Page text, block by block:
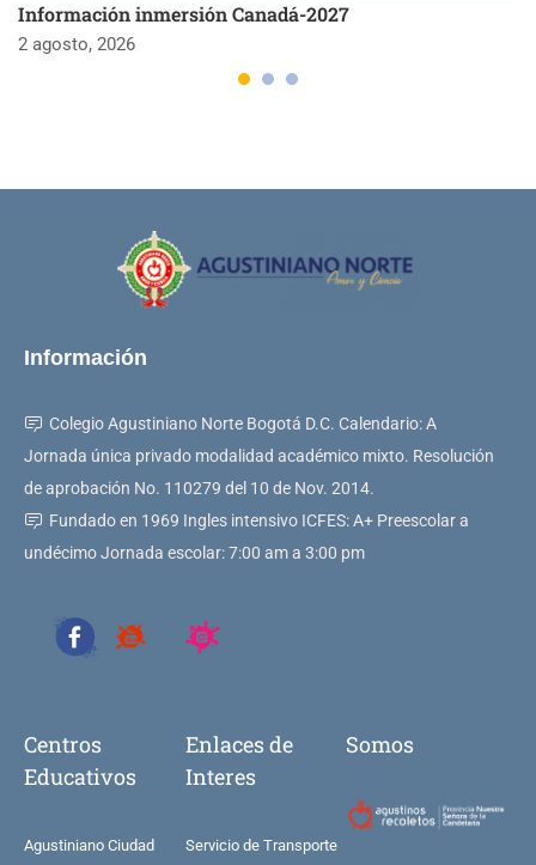
Información inmersión Canadá-2027
2 agosto, 2026
Información
Colegio Agustiniano Norte Bogotá D.C. Calendario: A
Jornada única privado modalidad académico mixto. Resolución
de aprobación No. 110279 del 10 de Nov. 2014.
Fundado en 1969 Ingles intensivo ICFES: A+ Preescolar a
undécimo Jornada escolar: 7:00 am a 3:00 pm
Centros
Educativos
Agustiniano Ciudad
Enlaces de
Interes
Servicio de Transporte
Somos